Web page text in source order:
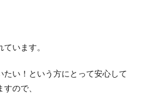
います。
い！という方にとって安心して
ので、